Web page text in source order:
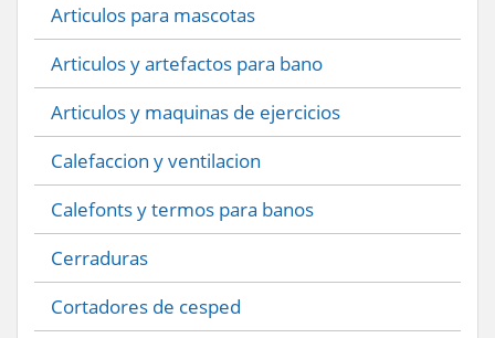
Articulos para mascotas
Articulos y artefactos para bano
Articulos y maquinas de ejercicios
Calefaccion y ventilacion
Calefonts y termos para banos
Cerraduras
Cortadores de cesped